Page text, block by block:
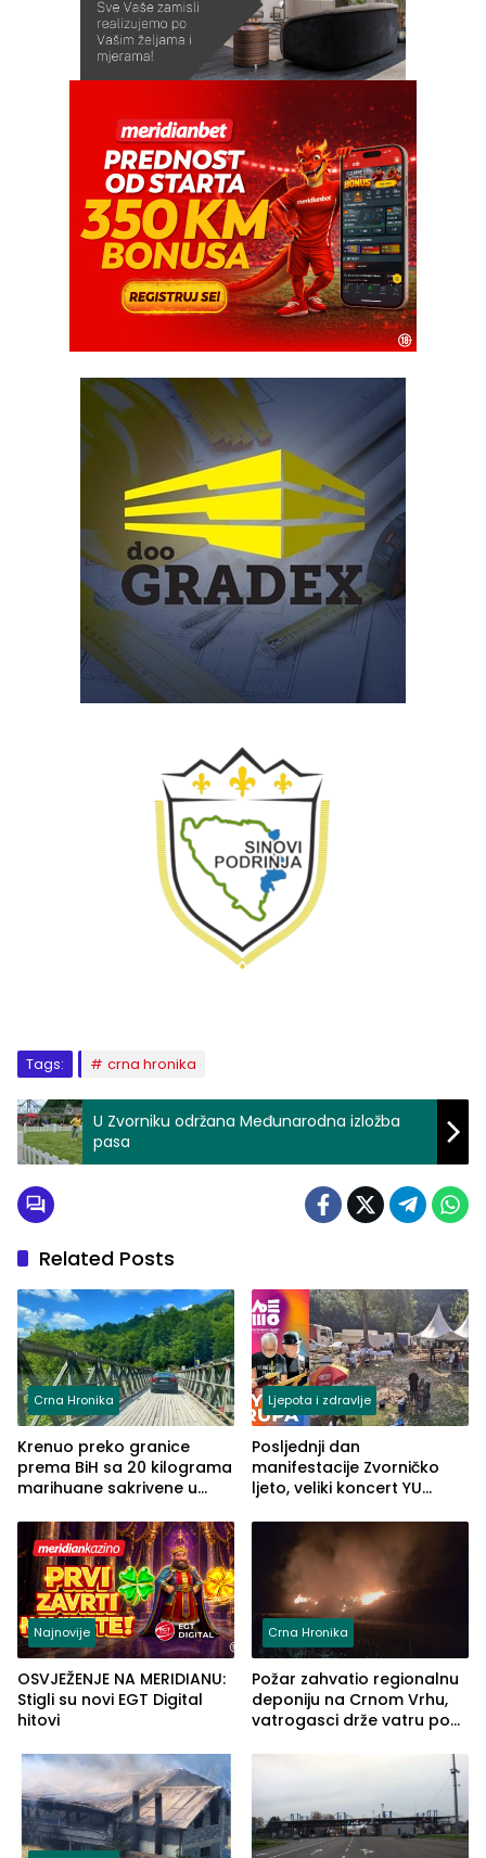
Tags: crna hronika
U Zvorniku održana Međunarodna izložba
pasa
Related Posts
Crna Hronika
Krenuo preko granice
prema BiH sa 20 kilograma
marihuane sakrivene u
Ljepota i zdravlje
Posljednji dan
manifestacije Zvorničko
ljeto, veliki koncert YU
ove godine
Najnovije
OSVJEŽENJE NA MERIDIANU:
Stigli su novi EGT Digital
hitovi
Crna Hronika
Požar zahvatio regionalnu
deponiju na Crnom Vrhu,
vatrogasci drže vatru pod